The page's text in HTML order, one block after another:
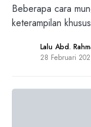
Beberapa cara
keterampilan
Lalu Abd.
28 Februari